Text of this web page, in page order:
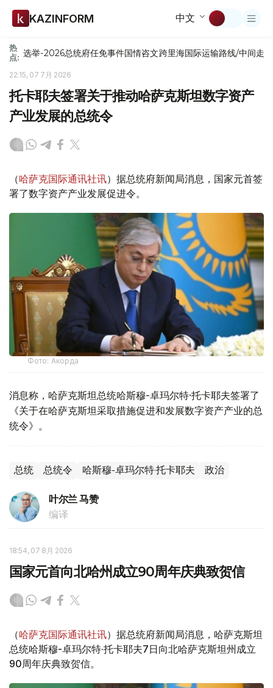
KAZINFORM 中文
热
点: 选举-2026总统府任免事件国情咨文跨里海国际运输路线/中间走廊
22:15, 07 7月 2026
托卡耶夫签署关于推动哈萨克斯坦数字资产
产业发展的总统令
（哈萨克国际通讯社讯）据总统府新闻局消息，国家元首签
署了数字资产产业发展促进令。
Фото: Акорда
消息称，哈萨克斯坦总统哈斯穆-卓玛尔特·托卡耶夫签署了
《关于在哈萨克斯坦采取措施促进和发展数字资产产业的总
统令》。
总统 总统令 哈斯穆-卓玛尔特·托卡耶夫 政治
叶尔兰 马赞
编译
18:54, 07 8月 2026
国家元首向北哈州成立90周年庆典致贺信
（哈萨克国际通讯社讯）据总统府新闻局消息，哈萨克斯坦
总统哈斯穆-卓玛尔特·托卡耶夫7日向北哈萨克斯坦州成立
90周年庆典致贺信。